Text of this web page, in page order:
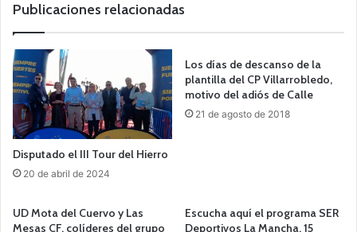
Publicaciones relacionadas
Disputado el III Tour del Hierro
20 de abril de 2024
Los días de descanso de la
plantilla del CP Villarrobledo,
motivo del adiós de Calle
21 de agosto de 2018
UD Mota del Cuervo y Las
Mesas CF, colíderes del grupo
Escucha aquí el programa SER
Deportivos La Mancha, 15